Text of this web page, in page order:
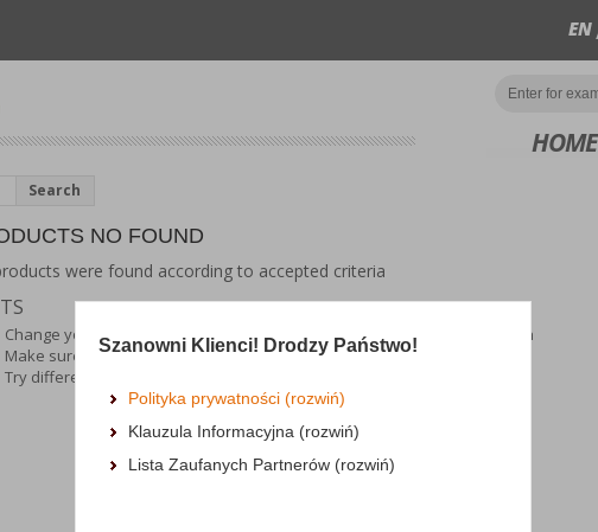
EN
HOME
Search
NO FOUND
were found according to accepted criteria
Change your search criteria by selecting different filters and search again
Make sure all words are spelled correctly.
Try different keywords.
Szanowni Klienci! Drodzy Państwo!
Polityka prywatności (rozwiń)
Klauzula Informacyjna (rozwiń)
Lista Zaufanych Partnerów (rozwiń)